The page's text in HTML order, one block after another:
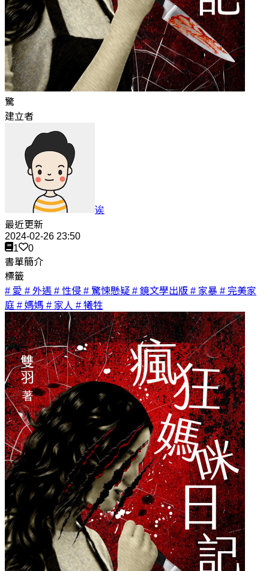
驚
建立者
诶
最近更新
2024-02-26 23:50
1
0
書單簡介
標籤
# 愛 # 外遇 # 性侵 # 驚悚懸疑 # 鏡文學出版 # 家暴 # 完美家
庭 # 媽媽 # 家人 # 犧牲